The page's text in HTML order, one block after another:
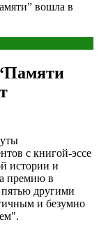
вошла в
с книгой-эссе
истории и
премию в
другими
и безумно